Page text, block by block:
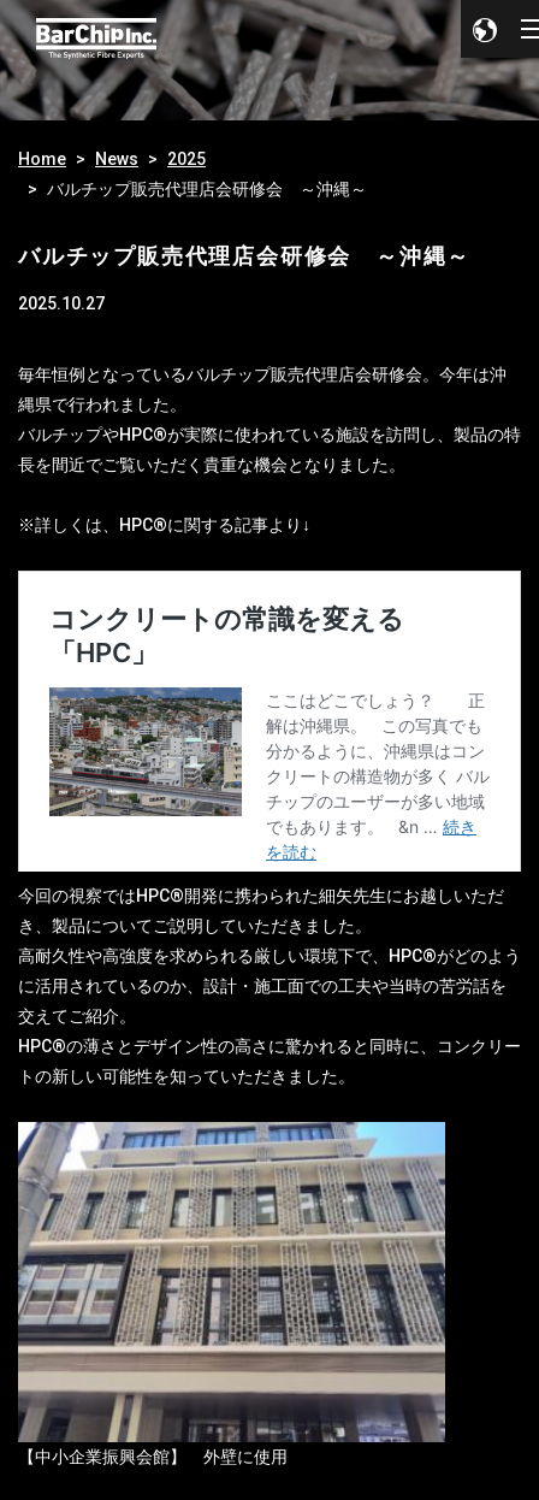
Home News
2025
バルチップ販売代理店会研修会 ～沖縄～
バルチップ販売代理店会研修会 ～沖縄～
2025.10.27
毎年恒例となっているバルチップ販売代理店会研修会。今年は沖
縄県で行われました。
バルチップやHPC®が実際に使われている施設を訪問し、製品の特
長を間近でご覧いただく貴重な機会となりました。
※詳しくは、HPC®に関する記事より↓
今回の視察ではHPC®開発に携わられた細矢先生にお越しいただ
き、製品についてご説明していただきました。
高耐久性や高強度を求められる厳しい環境下で、HPC®がどのよう
に活用されているのか、設計・施工面での工夫や当時の苦労話を
交えてご紹介。
HPC®の薄さとデザイン性の高さに驚かれると同時に、コンクリー
トの新しい可能性を知っていただきました。
【中小企業振興会館】 外壁に使用